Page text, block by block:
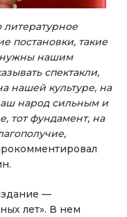
постановки, такие
нужны нашим
спектакли,
нашей культуре, на
народ сильным и
тот фундамент, на
—
лет». В нем